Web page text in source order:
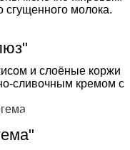
сгущенного молока.
и слоёные коржи
сливочным кремом с